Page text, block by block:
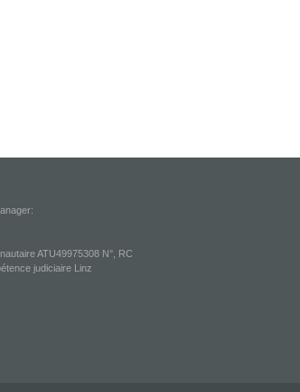
ATU49975308 N°, RC
judiciaire Linz